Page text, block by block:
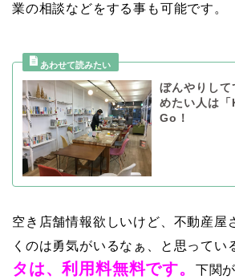
業の相談などをする事も可能です。
ぼんやりし
めたい人は
Go！
空き店舗情報欲しいけど、不動産屋
くのは勇気がいるなぁ、と思ってい
タは、利用料無料です。
下関